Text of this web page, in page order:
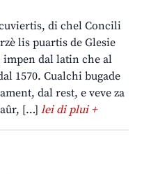
cuviertis, di chel Concili
lis puartis de Glesie
impen dal latin che al
1570. Cualchi bugade
dal rest, e veve za
[…] lei di plui +